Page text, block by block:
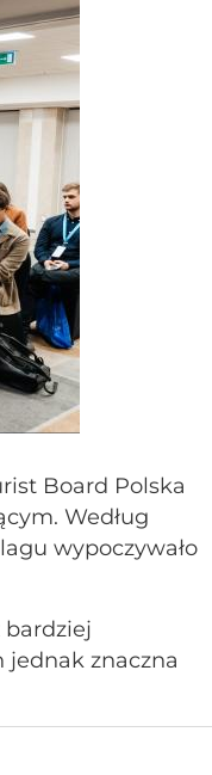
Board Polska
Według
wypoczywało
jednak znaczna